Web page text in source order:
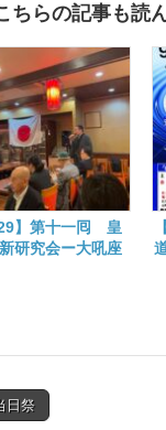
ちらの記事も読
29】第十一囘 皇
研究会ー大吼座
日祭